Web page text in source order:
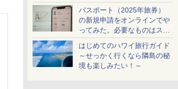
配・来場前に必要な準備は？
パスポート（2025年旅券）
の新規申請をオンラインでや
ってみた。必要なものはスマ
ホとマイナカードのみ
はじめてのハワイ旅行ガイド
～せっかく行くなら隣島の秘
境も楽しみたい！～